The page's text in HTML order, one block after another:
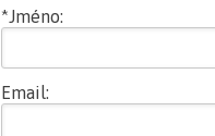
*Jméno:
Email: